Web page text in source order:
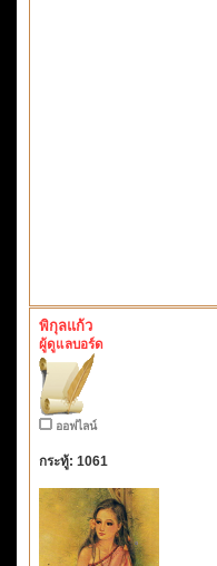
พิกุลแก้ว
ผู้ดูแลบอร์ด
ออฟไลน์
กระทู้: 1061